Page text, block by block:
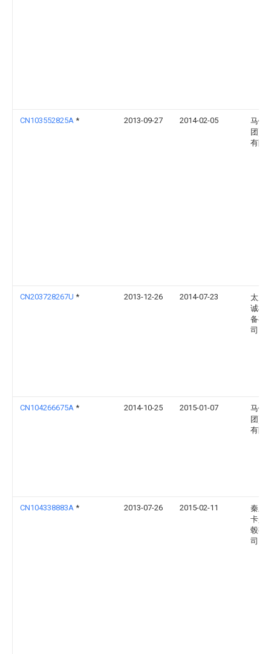
CN103552825A * 2013-09-27 2014-02-05
马钢(
团)控
有限
CN203728267U * 2013-12-26 2014-07-23
太原
诚机
备有
司
CN104266675A * 2014-10-25 2015-01-07
马钢(
团)控
有限
CN104338883A * 2013-07-26 2015-02-11
秦皇
卡兴
毂有
司